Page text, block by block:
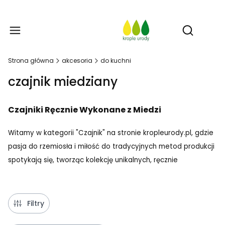
Otwórz
Strona główna akcesoria do kuchni
czajnik miedziany
Czajniki Ręcznie Wykonane z Miedzi
Witamy w kategorii "Czajnik" na stronie kropleurody.pl, gdzie
pasja do rzemiosła i miłość do tradycyjnych metod produkcji
spotykają się, tworząc kolekcję unikalnych, ręcznie
również prawdziwe dzieło sztuki, które doda elegancji i stylu
do każdego wnętrza.
Filtry